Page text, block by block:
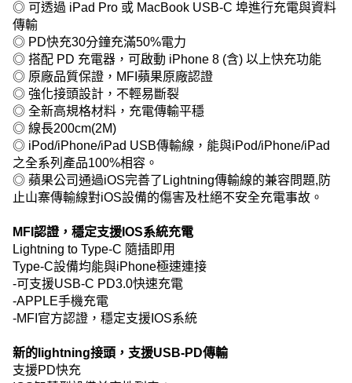
◎ 可透過 iPad Pro 或 MacBook USB-C 埠進行充電與資料
傳輸
◎ PD快充30分鐘充滿50%電力
◎ 搭配 PD 充電器，可啟動 iPhone 8 (含) 以上快充功能
◎ 原廠品質保證，MFI蘋果原廠認證
◎ 強化接頭設計，不輕易斷裂
◎ 全新高規格材料，充電傳輸平穩
◎ 線長200cm(2M)
◎ iPod/iPhone/iPad USB傳輸線，能與iPod/iPhone/iPad
之全系列產品100%相容。
◎ 蘋果公司通過iOS完善了Lightning傳輸線的兼容問題,防
止山寨傳輸線對iOS設備的傷害及杜絕不安全充電事故。
MFI認證，穩定支援IOS系統充電
Lightning to Type-C 隨插即用
Type-C設備均能與iPhone極速連接
-可支援USB-C PD3.0快速充電
-APPLE手機充電
-MFI官方認證，穩定支援IOS系統
新的lightning接頭，支援USB-PD傳輸
支援PD快充